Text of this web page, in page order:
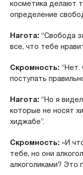
косметика делают
определение
Нагота: “Свобода
все, что тебе
Скромность: “Нет.
поступать
Нагота: “Но я
которые не носят
хиджабе”.
Скромность: «И
тебе, но они
алкоголиками? Это